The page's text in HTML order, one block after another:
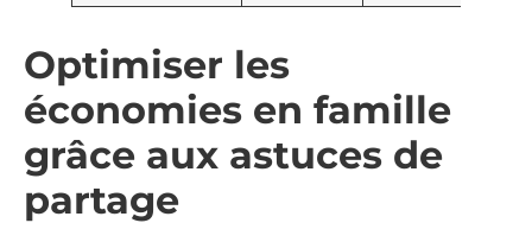
Optimiser les
économies en famille
grâce aux astuces de
partage